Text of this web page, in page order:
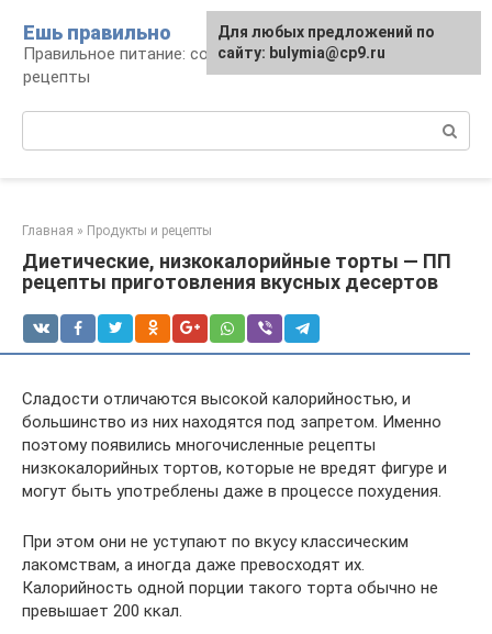
контенту
Ешь правильно
Правильное питание: советы, продукты,
рецепты
Главная » Продукты и рецепты
Диетические, низкокалорийные торты — ПП
рецепты приготовления вкусных десертов
Сладости отличаются высокой калорийностью, и
большинство из них находятся под запретом. Именно
поэтому появились многочисленные рецепты
низкокалорийных тортов, которые не вредят фигуре и
могут быть употреблены даже в процессе похудения.
При этом они не уступают по вкусу классическим
лакомствам, а иногда даже превосходят их.
Калорийность одной порции такого торта обычно не
превышает 200 ккал.
Для любых предложений по
сайту: bulymia@cp9.ru